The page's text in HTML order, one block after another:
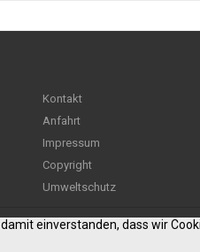
Kontakt
Anfahrt
Impressum
Copyright
Umweltschutz
einverstanden, dass wir